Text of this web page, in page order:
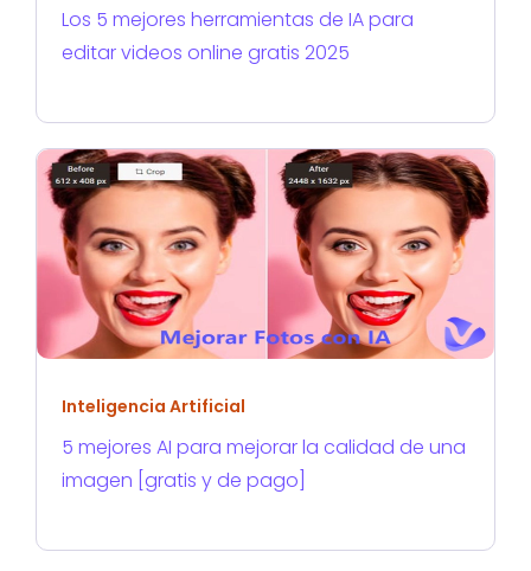
Los 5 mejores herramientas de IA para
editar videos online gratis 2025
Inteligencia Artificial
5 mejores AI para mejorar la calidad de una
imagen [gratis y de pago]